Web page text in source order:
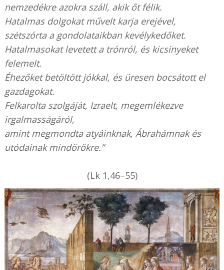
nemzedékre azokra száll, akik őt félik.
Hatalmas dolgokat művelt karja erejével,
szétszórta a gondolataikban kevélykedőket.
Hatalmasokat levetett a trónról, és kicsinyeket
felemelt.
Éhezőket betöltött jókkal, és üresen bocsátott el
gazdagokat.
Felkarolta szolgáját, Izraelt, megemlékezve
irgalmasságáról,
amint megmondta atyáinknak, Ábrahámnak és
utódainak mindörökre.”
(Lk 1,46–55)